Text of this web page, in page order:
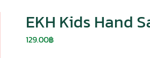
EKH Kids Hand
129.00฿